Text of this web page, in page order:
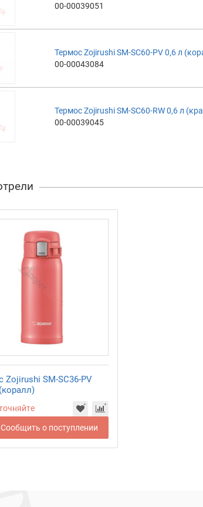
00-00039051
Термос Zojirushi SM-SC60-PV 0,6 л
00-00043084
Термос Zojirushi SM-SC60-RW 0,6 л
00-00039045
Zojirushi SM-SC36-PV
Сообщить о поступлении